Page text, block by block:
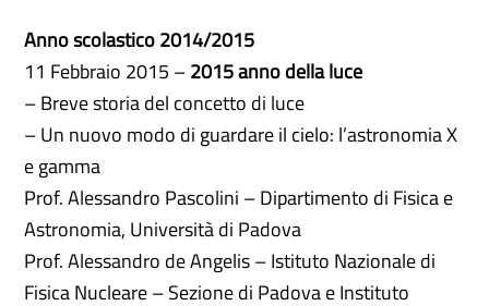
Anno scolastico 2014/2015
11 Febbraio 2015 –2015 anno della luce
– Breve storia del concetto di luce
– Un nuovo modo di guardare il cielo: l’astronomia X
e gamma
Prof. Alessandro Pascolini – Dipartimento di Fisica e
Astronomia, Università di Padova
Prof. Alessandro de Angelis – Istituto Nazionale di
Fisica Nucleare – Sezione di Padova e Instituto